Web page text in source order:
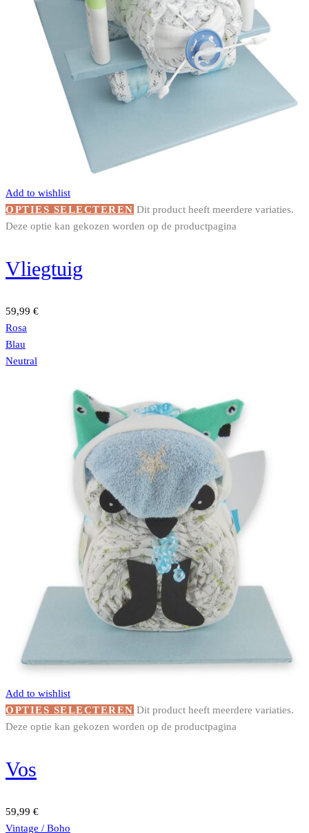
Add to wishlist
OPTIES SELECTEREN Dit product heeft meerdere variaties.
Deze optie kan gekozen worden op de productpagina
Vliegtuig
59,99 €
Rosa
Blau
Neutral
Add to wishlist
OPTIES SELECTEREN Dit product heeft meerdere variaties.
Deze optie kan gekozen worden op de productpagina
Vos
59,99 €
Vintage / Boho